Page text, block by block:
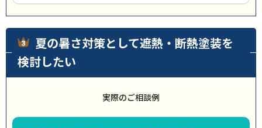
夏の暑さ対策として遮熱・断熱塗装を
検討したい
実際のご相談例